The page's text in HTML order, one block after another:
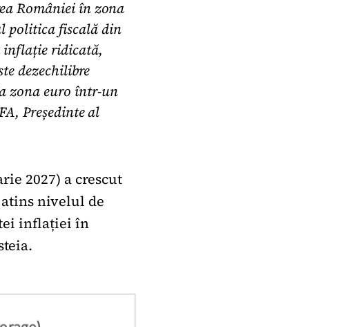
României în zona
politica fiscală din
inflație ridicată,
dezechilibre
zona euro într-un
Președinte al
2027) a crescut
nivelul de
inflației în